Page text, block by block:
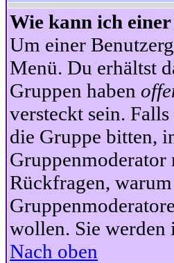
Wie kann ich
Um einer
Menü. Du erhältst
Gruppen haben
versteckt sein.
die Gruppe bitten,
Gruppenmoderator
Rückfragen,
wollen. Sie werden
Nach oben